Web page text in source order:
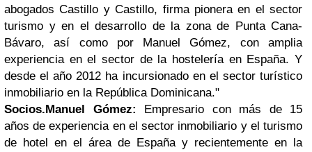
abogados Castillo y Castillo, firma pionera en el sector
turismo y en el desarrollo de la zona de Punta Cana-
Bávaro, así como por Manuel Gómez, con amplia
experiencia en el sector de la hostelería en España. Y
desde el año 2012 ha incursionado en el sector turístico
inmobiliario en la República Dominicana."
Socios.Manuel Gómez: Empresario con más de 15
años de experiencia en el sector inmobiliario y el turismo
de hotel en el área de España y recientemente en la